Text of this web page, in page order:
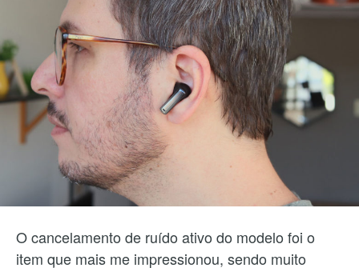
O cancelamento de ruído ativo do modelo foi o
item que mais me impressionou, sendo muito